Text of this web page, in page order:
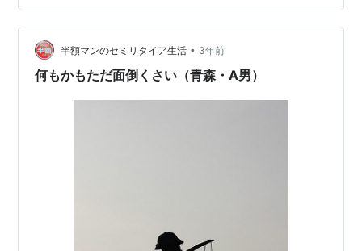
半額マンのセミリタイア生活 • 3年前
何もかもただ面倒くさい（青森・A男）